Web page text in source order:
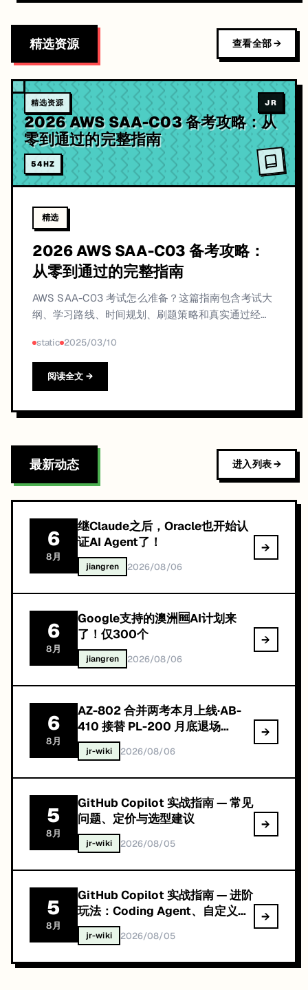
精选资源 查看全部
精选资源 JR
2026 AWS SAA-C03 备考攻略：从
零到通过的完整指南
54HZ
精选
2026 AWS SAA-C03 备考攻略：
从零到通过的完整指南
AWS SAA-C03 考试怎么准备？这篇指南包含考试大
纲、学习路线、时间规划、刷题策略和真实通过经
static 2025/03/10
阅读全文
最新动态 进入列表
6
8月
继Claude之后，Oracle也开始认
证AI Agent了！
jiangren 2026/08/06
→
6
8月
Google支持的澳洲🆓AI计划来
了！仅300个
jiangren 2026/08/06
→
6
8月
AZ-802 合并两考本月上线·AB-
410 接替 PL-200 月底退场
·Databricks 考纲五月大改
jr-wiki 2026/08/06
→
5
8月
GitHub Copilot 实战指南 — 常见
问题、定价与选型建议
jr-wiki 2026/08/05
→
5
8月
GitHub Copilot 实战指南 — 进阶
玩法：Coding Agent、自定义指
令与 MCP
jr-wiki 2026/08/05
→